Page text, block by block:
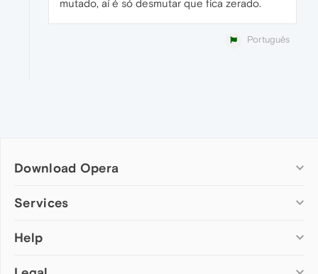
mutado, aí é só desmutar que fica zerado.
Português
Download Opera
Computer browsers
Opera for Mac
Services
Add-ons
Wallpapers
Help
Help & support